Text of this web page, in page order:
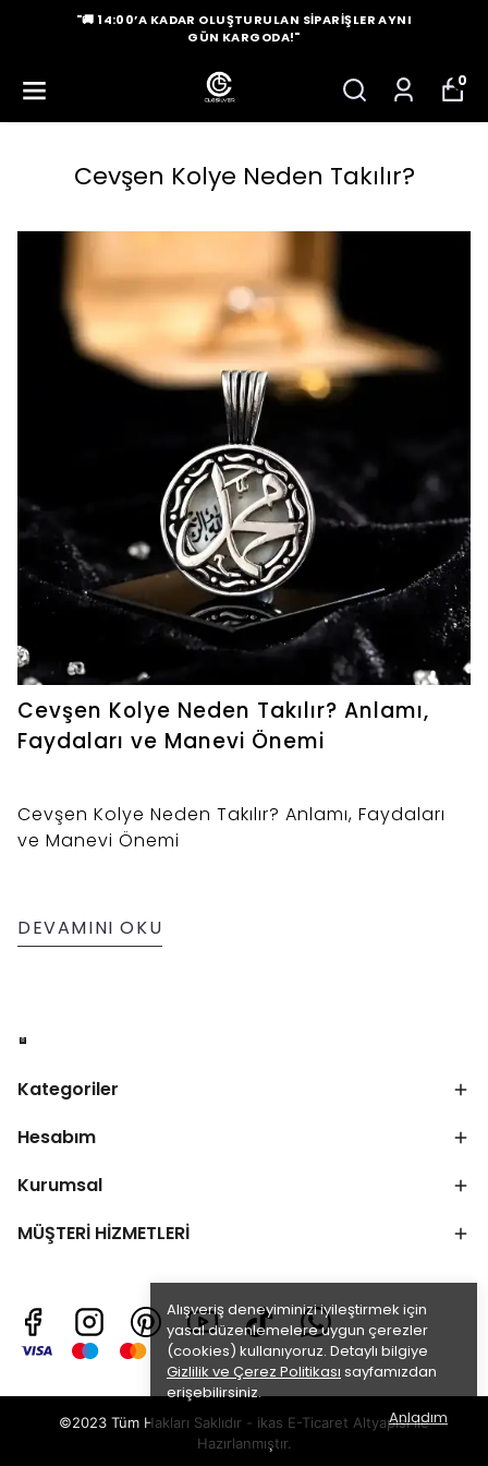
"🚚 14:00’A KADAR OLUŞTURULAN SIPARIŞLER AYNI
GÜN KARGODA!"
0
Alışveriş deneyiminizi iyileştirmek için
yasal düzenlemelere uygun çerezler
(cookies) kullanıyoruz. Detaylı bilgiye
Gizlilik ve Çerez Politikası sayfamızdan
erişebilirsiniz.
Anladım
Cevşen Kolye Neden Takılır?
Cevşen Kolye Neden Takılır? Anlamı,
Faydaları ve Manevi Önemi
Cevşen Kolye Neden Takılır? Anlamı, Faydaları
ve Manevi Önemi
DEVAMINI OKU
Kategoriler
Hesabım
Kurumsal
MÜŞTERİ HİZMETLERİ
©2023 Tüm Hakları Saklıdır - ikas E-Ticaret Altyapısı ile
Hazırlanmıştır.